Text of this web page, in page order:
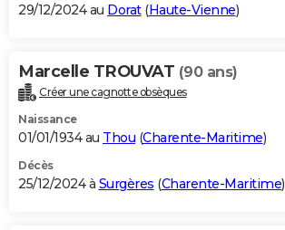
29/12/2024 au Dorat(Haute-Vienne)
Marcelle TROUVAT (90 ans)
Créer une cagnotte obsèques
Naissance
01/01/1934 au Thou (Charente-Maritime)
Décès
25/12/2024 à Surgères (Charente-Maritime)